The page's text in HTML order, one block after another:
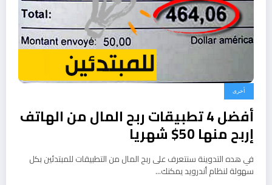
أخرى
أفضل 4 تطبيقات ربح المال من الهاتف
إربح منها 50$ شهريا
في هده التدوينة سنتعرف على ربح المال من التطبيقات للمبتدئين بكل
سهولة لنظام أندرويد يمكنك…